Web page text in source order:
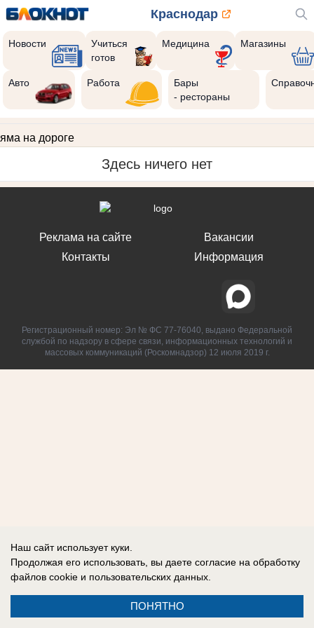
Краснодар
Новости
Учиться
готов
Медицина Магазины
Авто Работа
Бары
- рестораны
яма на дороге
Здесь ничего нет
Реклама на сайте
Контакты
Вакансии
Информация
Регистрационный номер: Эл № ФС 77-76040, выдано Федеральной
службой по надзору в сфере связи, информационных технологий и
массовых коммуникаций (Роскомнадзор) 12 июля 2019 г.
Наш сайт использует куки.
Продолжая его использовать, вы даете согласие на обработку
файлов cookie и пользовательских данных.
ПОНЯТНО